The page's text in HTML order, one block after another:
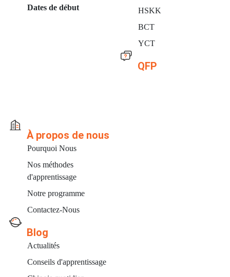
Dates de début
HSKK
BCT
YCT
QFP
À propos de nous
Pourquoi Nous
Nos méthodes
d'apprentissage
Notre programme
Contactez-Nous
Blog
Actualités
Conseils d'apprentissage